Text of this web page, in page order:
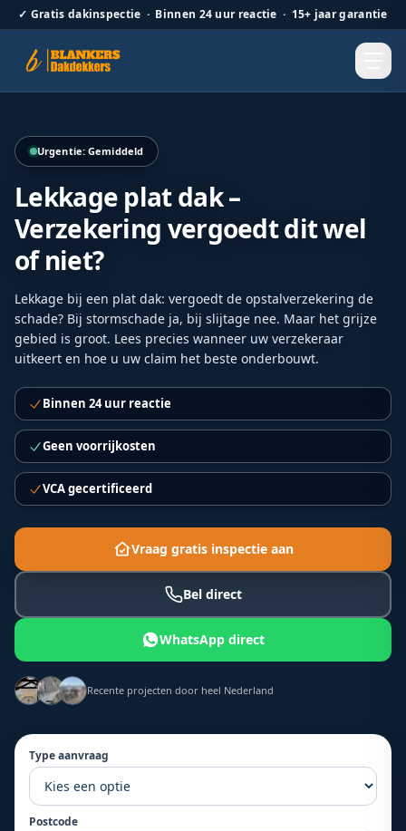
✓ Gratis dakinspectie · Binnen 24 uur reactie · 15+ jaar garantie
Urgentie: Gemiddeld
Lekkage plat dak –
Verzekering vergoedt dit wel
of niet?
Lekkage bij een plat dak: vergoedt de opstalverzekering de
schade? Bij stormschade ja, bij slijtage nee. Maar het grijze
gebied is groot. Lees precies wanneer uw verzekeraar
uitkeert en hoe u uw claim het beste onderbouwt.
Binnen 24 uur reactie
Geen voorrijkosten
VCA gecertificeerd
Vraag gratis inspectie aan
Bel direct
WhatsApp direct
Recente projecten door heel Nederland
Type aanvraag
Postcode